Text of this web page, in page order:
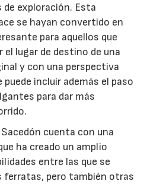
exploración. Esta
se hayan convertido en
para aquellos que
el lugar de destino de una
y con una perspectiva
puede incluir además el paso
para dar más
cuenta con una
ha creado un amplio
entre las que se
ferratas, pero también otras